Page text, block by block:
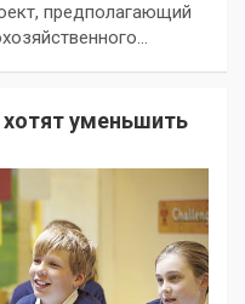
предполагающий
уменьшить